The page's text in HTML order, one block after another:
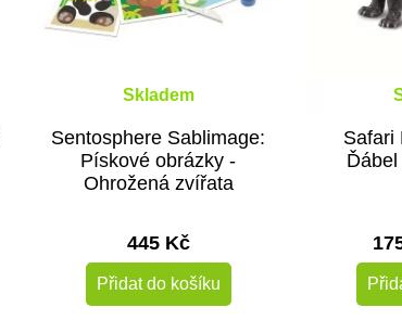
Skladem
Sentosphere Sablimage:
Pískové obrázky -
Ohrožená zvířata
445 Kč
Přidat do košíku
Safari